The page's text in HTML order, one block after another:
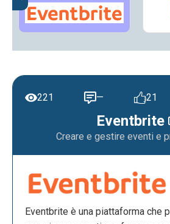
Eventbrite
Creare e gestire eventi e
221 — 21
Eventbrite è una piattaforma che